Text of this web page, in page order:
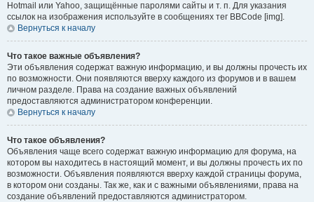
Hotmail или Yahoo, защищённые паролями сайты и т. п. Для указания
ссылок на изображения используйте в сообщениях тег BBCode [img].
Вернуться к началу
Что такое важные объявления?
Эти объявления содержат важную информацию, и вы должны прочесть их
по возможности. Они появляются вверху каждого из форумов и в вашем
личном разделе. Права на создание важных объявлений
предоставляются администратором конференции.
Вернуться к началу
Что такое объявления?
Объявления чаще всего содержат важную информацию для форума, на
котором вы находитесь в настоящий момент, и вы должны прочесть их по
возможности. Объявления появляются вверху каждой страницы форума,
в котором они созданы. Так же, как и с важными объявлениями, права на
создание объявлений предоставляются администратором.